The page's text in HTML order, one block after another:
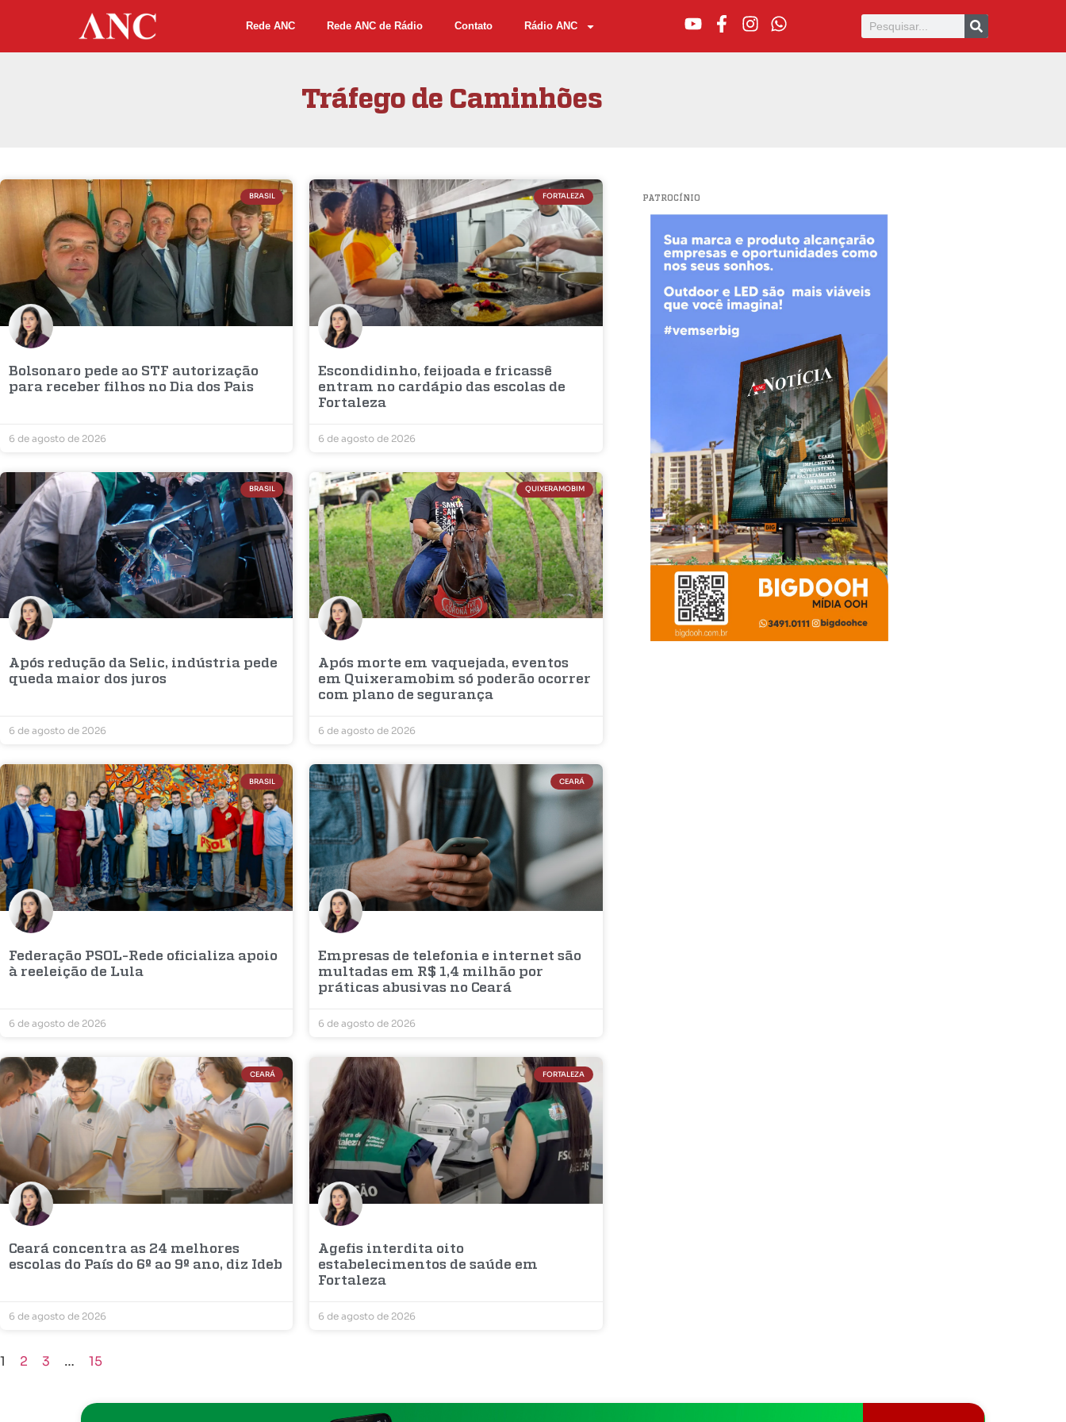
Rede ANC Rede ANC de Rádio Contato Rádio ANC
Tráfego de Caminhões
BRASIL
Bolsonaro pede ao STF autorização
para receber filhos no Dia dos Pais
6 de agosto de 2026
FORTALEZA
Escondidinho, feijoada e fricassê
entram no cardápio das escolas de
Fortaleza
6 de agosto de 2026
BRASIL
Após redução da Selic, indústria pede
queda maior dos juros
6 de agosto de 2026
QUIXERAMOBIM
Após morte em vaquejada, eventos
em Quixeramobim só poderão ocorrer
com plano de segurança
6 de agosto de 2026
BRASIL
Federação PSOL-Rede oficializa apoio
à reeleição de Lula
6 de agosto de 2026
CEARÁ
Empresas de telefonia e internet são
multadas em R$ 1,4 milhão por
práticas abusivas no Ceará
6 de agosto de 2026
CEARÁ
Ceará concentra as 24 melhores
escolas do País do 6º ao 9º ano, diz Ideb
6 de agosto de 2026
FORTALEZA
Agefis interdita oito
estabelecimentos de saúde em
Fortaleza
6 de agosto de 2026
1 2 3 … 15
PATROCÍNIO